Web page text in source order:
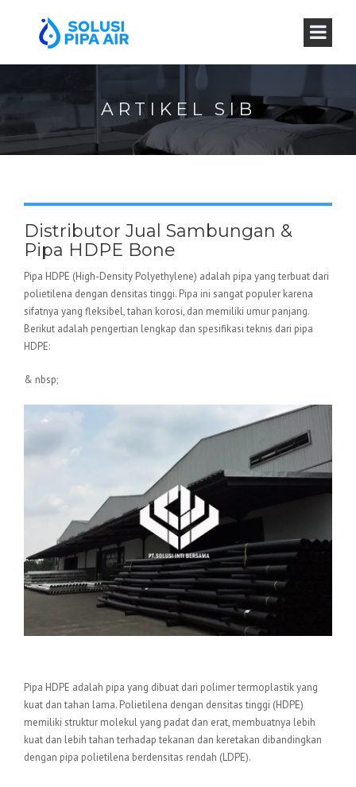
ARTIKEL SIB
Distributor Jual Sambungan &
Pipa HDPE Bone
Pipa HDPE (High-Density Polyethylene) adalah pipa yang terbuat dari
polietilena dengan densitas tinggi. Pipa ini sangat populer karena
sifatnya yang fleksibel, tahan korosi, dan memiliki umur panjang.
Berikut adalah pengertian lengkap dan spesifikasi teknis dari pipa
HDPE:
& nbsp;
Pipa HDPE adalah pipa yang dibuat dari polimer termoplastik yang
kuat dan tahan lama. Polietilena dengan densitas tinggi (HDPE)
memiliki struktur molekul yang padat dan erat, membuatnya lebih
kuat dan lebih tahan terhadap tekanan dan keretakan dibandingkan
dengan pipa polietilena berdensitas rendah (LDPE).